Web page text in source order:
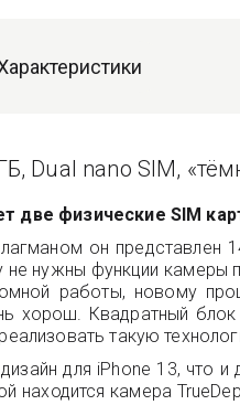
Dual nano SIM,
две физические SIM
он представлен
не нужны функции
работы, новому
хорош. Квадратный
такую
для iPhone 13, что
находится камера